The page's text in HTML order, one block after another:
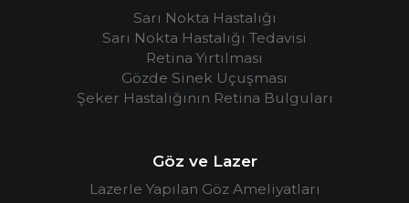
Sarı Nokta Hastalığı
Sarı Nokta Hastalığı Tedavisi
Retina Yırtılması
Gözde Sinek Uçuşması
Şeker Hastalığının Retina Bulguları
Göz ve Lazer
Lazerle Yapılan Göz Ameliyatları